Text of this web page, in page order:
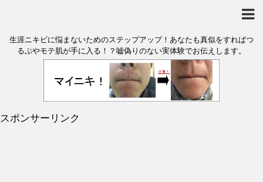
生涯ニキビに悩まないためのステップアップ！あなたも真似をすればつ
るぷやモテ肌が手に入る！？嘘偽りのない実体験でお伝えします。
スポンサーリンク